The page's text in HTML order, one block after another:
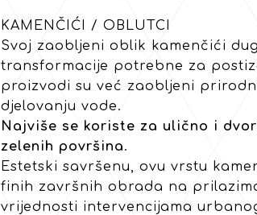
KAMENČIĆI / OBLUTCI
Svoj zaobljeni oblik kamenčići
transformacije potrebne za
proizvodi su već zaobljeni
djelovanju vode.
Najviše se koriste za ulično i
zelenih površina.
Estetski savršenu, ovu vrstu
finih završnih obrada na
vrijednosti intervencijama